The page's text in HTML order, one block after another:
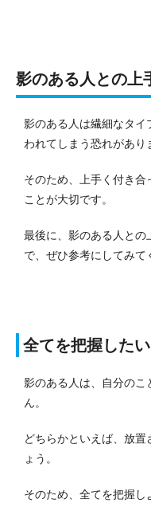
影のある人との上
影のある人は繊細なタイ
われてしまう恐れがあり
そのため、上手く付き合
ことが大切です。
最後に、影のある人と
で、ぜひ参考にしてみて
全てを把握した
影のある人は、自分の
ん。
どちらかといえば、放
ょう。
そのため、全てを把握し